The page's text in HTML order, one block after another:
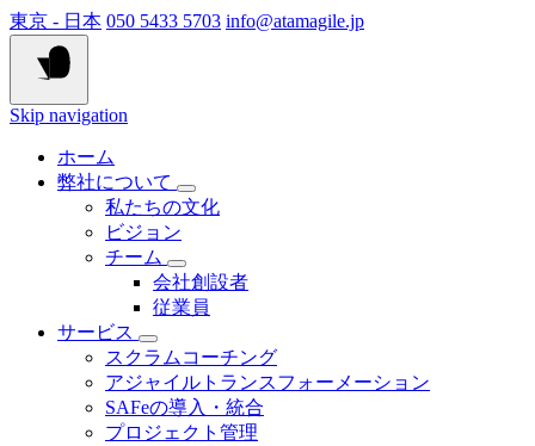
東京 - 日本 050 5433 5703 info@atamagile.jp
Skip navigation
ホーム
弊社について
私たちの文化
ビジョン
チーム
会社創設者
従業員
サービス
スクラムコーチング
アジャイルトランスフォーメーション
SAFeの導入・統合
プロジェクト管理